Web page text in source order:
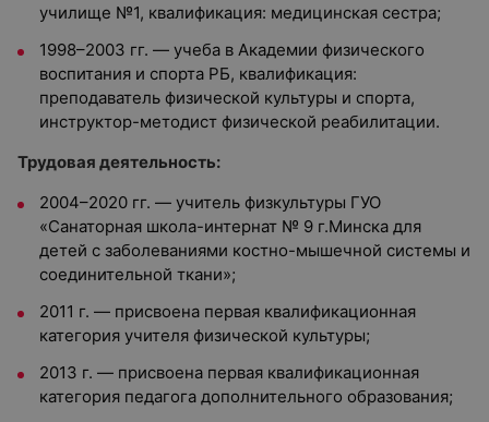
училище №1, квалификация: медицинская сестра;
1998–2003 гг. — учеба в Академии физического
воспитания и спорта РБ, квалификация:
преподаватель физической культуры и спорта,
инструктор-методист физической реабилитации.
Трудовая деятельность:
2004–2020 гг. — учитель физкультуры ГУО
«Санаторная школа-интернат № 9 г.Минска для
детей с заболеваниями костно-мышечной системы и
соединительной ткани»;
2011 г. — присвоена первая квалификационная
категория учителя физической культуры;
2013 г. — присвоена первая квалификационная
категория педагога дополнительного образования;